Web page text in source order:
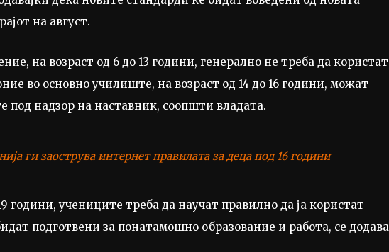
на август.
на возраст од 6 до 13 години, генерално не треба да користат
во основно училиште, на возраст од 14 до 16 години, можат
под надзор на наставник, соопшти владата.
ги заострува интернет правилата за деца под 16 години
години, учениците треба да научат правилно да ја користат
подготвени за понатамошно образование и работа, се додава